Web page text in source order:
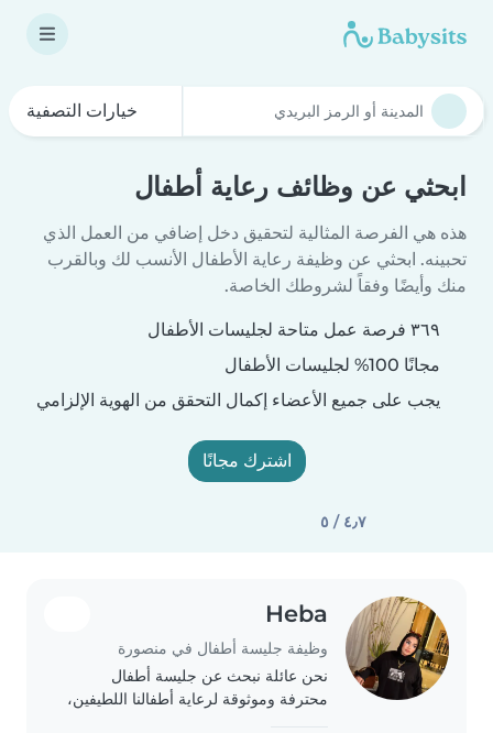
خيارات التصفية
ابحثي عن وظائف رعاية أطفال
هذه هي الفرصة المثالية لتحقيق دخل إضافي من العمل الذي
تحبينه. ابحثي عن وظيفة رعاية الأطفال الأنسب لك وبالقرب
منك وأيضًا وفقاً لشروطك الخاصة.
٣٦٩ فرصة عمل متاحة لجليسات الأطفال
مجانًا 100% لجليسات الأطفال
يجب على جميع الأعضاء إكمال التحقق من الهوية الإلزامي
اشترك مجانًا
٤٫٧ / ٥
Heba
وظيفة جليسة أطفال في منصورة
نحن عائلة نبحث عن جليسة أطفال
محترفة وموثوقة لرعاية أطفالنا اللطيفين،